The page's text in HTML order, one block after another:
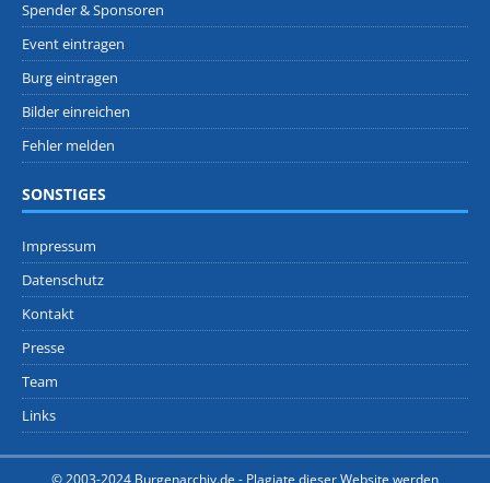
Spender & Sponsoren
Event eintragen
Burg eintragen
Bilder einreichen
Fehler melden
SONSTIGES
Impressum
Datenschutz
Kontakt
Presse
Team
Links
© 2003-2024 Burgenarchiv.de - Plagiate dieser Website werden